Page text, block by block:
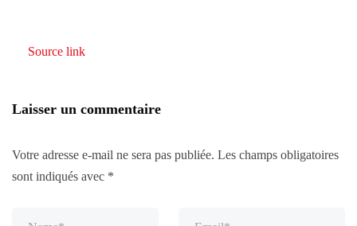
Source link
Laisser un commentaire
Votre adresse e-mail ne sera pas publiée. Les champs obligatoires
sont indiqués avec *